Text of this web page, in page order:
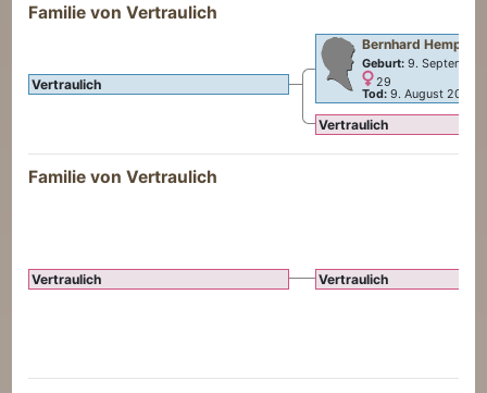
Familie von Vertraulich
Vertraulich
BernhardHempel
Geburt: 9. September
29
Tod: 9. August 2007
Vertraulich
Familie von Vertraulich
Vertraulich Vertraulich